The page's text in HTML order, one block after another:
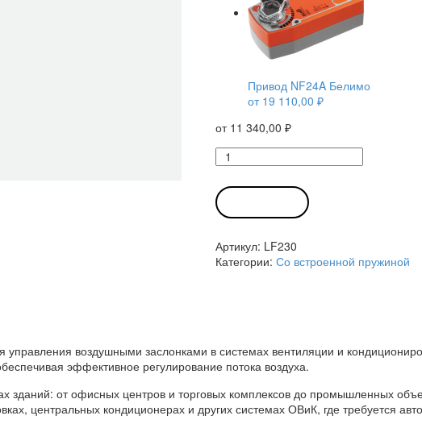
Привод NF24A Белимо
от 19 110,00 ₽
от 11 340,00 ₽
Количество
товара
Привод
LF230
Белимо
Артикул: LF230
Категории: Со встроенной пружиной
воздушными заслонками в системах вентиляции и
эффективное регулирование потока воздуха.
зданий: от офисных центров и торговых комплексов до промышленных
центральных кондиционерах и других системах ОВиК, где требуется